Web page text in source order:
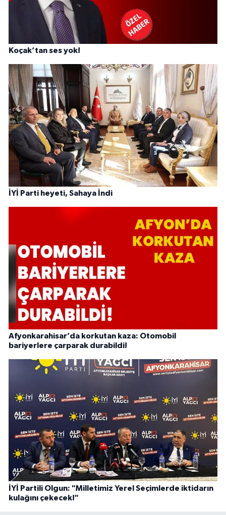
Koçak’tan ses yok!
İYİ Parti heyeti, Sahaya İndi
Afyonkarahisar’da korkutan kaza: Otomobil
bariyerlere çarparak durabildi!
İYİ Partili Olgun: "Milletimiz Yerel Seçimlerde iktidarın
kulağını çekecek!"